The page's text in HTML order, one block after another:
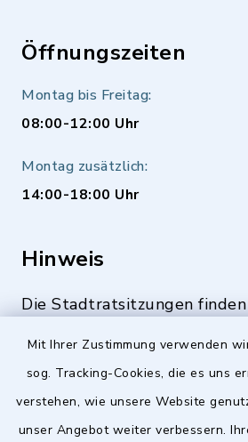
Mit Ihrer Zustimmung verwenden
sog. Tracking-Cookies, die es uns
verstehen, wie unsere Website
unser Angebot weiter verbessern.
Öffnungszeiten
Montag bis Freitag:
08:00-12:00 Uhr
Montag zusätzlich:
14:00-18:00 Uhr
Hinweis
Die Stadtratsitzungen
Quicklinks